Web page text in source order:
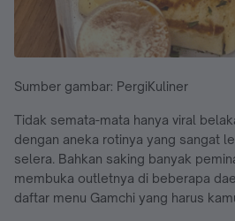
Sumber gambar: PergiKuliner
Tidak semata-mata hanya viral
dengan aneka rotinya yang sangat
selera. Bahkan saking banyak
membuka outletnya di beberapa
daftar menu Gamchi yang harus